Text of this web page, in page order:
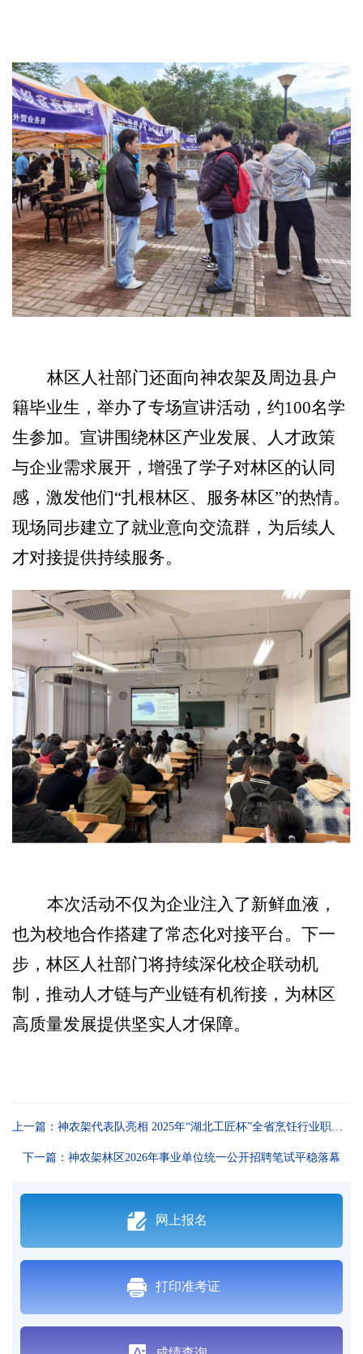
网上报名
打印准考证
林区人社部门还面向神农架及周边县户
籍毕业生 ， 举办了专场宣讲活动 ，约100名学
生参加。宣讲围绕林区产业发展、人才政策
与企业需求展开，增强了学子对林区的认同
感，激发他们“扎根林区、服务林区”的热情。
现场同步建立了就业意向交流群，为后续人
才对接提供持续服务。
本次活动不仅为企业注入了新鲜血液，
也为校地合作搭建了常态化对接平台。下一
步，林区人社部门将持续深化校企联动机
制，推动人才链与产业链有机衔接，为林区
高质量发展提供坚实人才保障。
上一篇：神农架代表队亮相 2025年“湖北工匠杯”全省烹饪行业职业技能大赛斩获三等奖
下一篇：神农架林区2026年事业单位统一公开招聘笔试平稳落幕